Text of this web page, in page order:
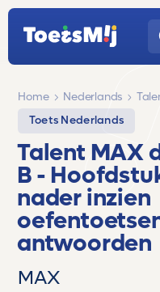
Home Nederlands
Toets Nederlands
Talent MAX
B-
nader inzien
antwoorden
MAX